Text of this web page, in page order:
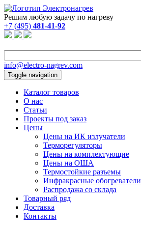
Решим любую задачу по нагреву
+7 (495) 481-41-92
info@electro-nagrev.com
Toggle navigation
Каталог товаров
О нас
Статьи
Проекты под заказ
Цены
Цены на ИК излучатели
Терморегуляторы
Цены на комплектующие
Цены на ОША
Термостойкие разъемы
Инфракрасные обогреватели
Распродажа со склада
Товарный ряд
Доставка
Контакты